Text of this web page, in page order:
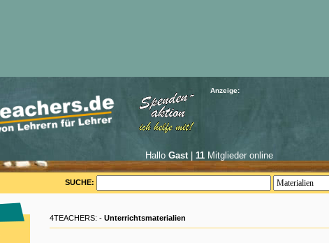
Anzeige:
Hallo Gast| 11Mitglieder online
SUCHE:
4TEACHERS: - Unterrichtsmaterialien